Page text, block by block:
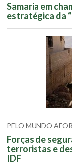
Samaria em
estratégica da
PELO MUNDO
Forças de
terroristas e
IDF